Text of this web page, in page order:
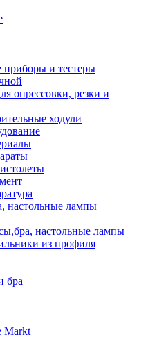
приборы и тестеры
опрессовки, резки и
ходули
настольные лампы
настольные лампы
из профиля
бра
Markt